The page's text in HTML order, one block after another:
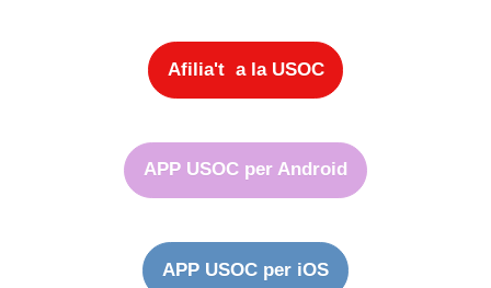
Afilia't a la USOC
APP USOC per Android
APP USOC per iOS